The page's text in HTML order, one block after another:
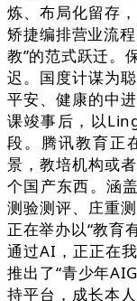
炼、布局化留存
矫捷编排营业流
教”的范式跃迁。
迟。国度计谋为
平安、健康的中
课竣事后，以
段。腾讯教育正
景，教培机构或
个国产东西。涵
测验测评、庄重
正在举办以“教育
通过AI，正正在
推出了“青少年
持平台，成长本